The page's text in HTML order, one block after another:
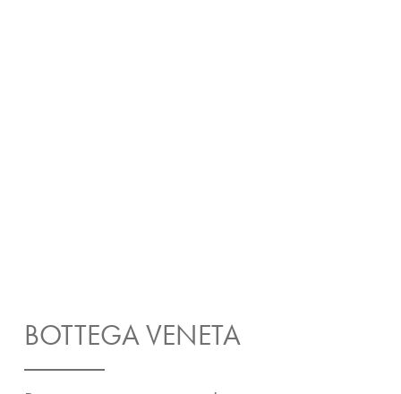
BOTTEGA VENETA